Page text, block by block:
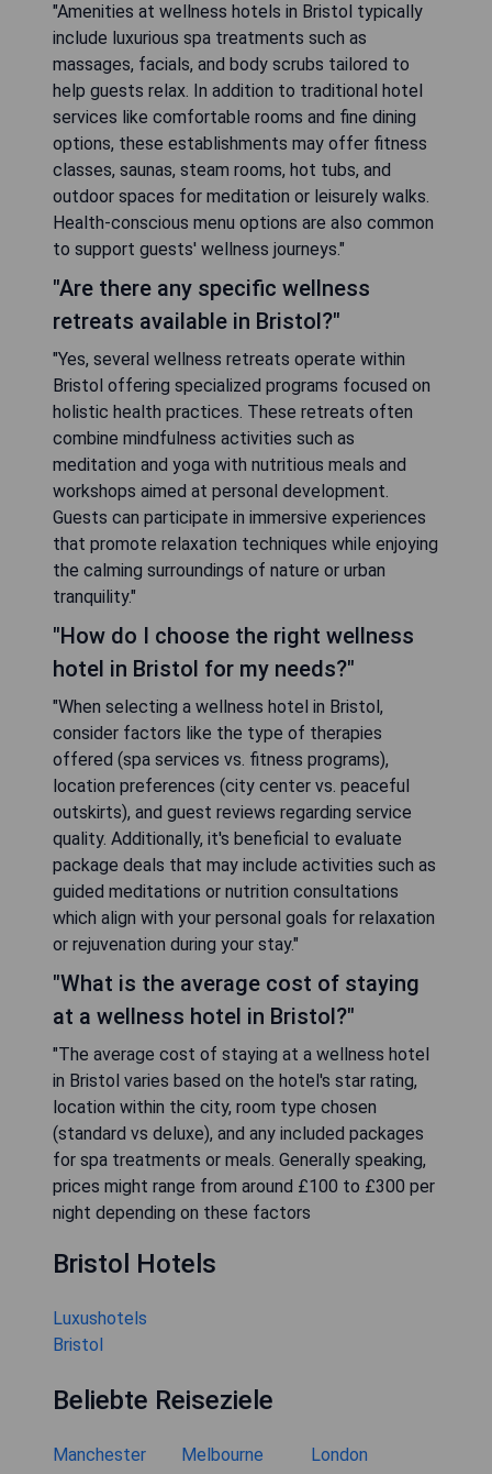
"Amenities at wellness hotels in Bristol typically
include luxurious spa treatments such as
massages, facials, and body scrubs tailored to
help guests relax. In addition to traditional hotel
services like comfortable rooms and fine dining
options, these establishments may offer fitness
classes, saunas, steam rooms, hot tubs, and
outdoor spaces for meditation or leisurely walks.
Health-conscious menu options are also common
to support guests' wellness journeys."
"Are there any specific wellness
retreats available in Bristol?"
"Yes, several wellness retreats operate within
Bristol offering specialized programs focused on
holistic health practices. These retreats often
combine mindfulness activities such as
meditation and yoga with nutritious meals and
workshops aimed at personal development.
Guests can participate in immersive experiences
that promote relaxation techniques while enjoying
the calming surroundings of nature or urban
tranquility."
"How do I choose the right wellness
hotel in Bristol for my needs?"
"When selecting a wellness hotel in Bristol,
consider factors like the type of therapies
offered (spa services vs. fitness programs),
location preferences (city center vs. peaceful
outskirts), and guest reviews regarding service
quality. Additionally, it's beneficial to evaluate
package deals that may include activities such as
guided meditations or nutrition consultations
which align with your personal goals for relaxation
or rejuvenation during your stay."
"What is the average cost of staying
at a wellness hotel in Bristol?"
"The average cost of staying at a wellness hotel
in Bristol varies based on the hotel's star rating,
location within the city, room type chosen
(standard vs deluxe), and any included packages
for spa treatments or meals. Generally speaking,
prices might range from around £100 to £300 per
night depending on these factors
Bristol Hotels
Luxushotels
Bristol
Beliebte Reiseziele
Manchester Melbourne London